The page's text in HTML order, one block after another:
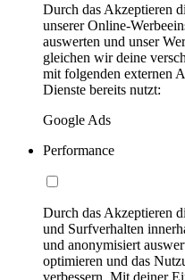
Durch das Akzeptieren
unserer Online-
auswerten und unser
gleichen wir deine
mit folgenden externen
Dienste bereits nutzt:
Google Ads
Performance
Durch das Akzeptieren
und Surfverhalten
und anonymisiert
optimieren und das
verbessern. Mit deiner